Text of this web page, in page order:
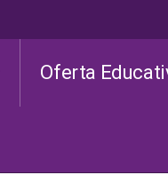
Oferta